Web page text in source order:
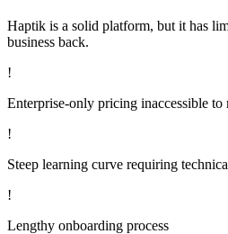
Haptik is a solid platform, but it has
business back.
!
Enterprise-only pricing inaccessible to
!
Steep learning curve requiring
!
Lengthy onboarding process